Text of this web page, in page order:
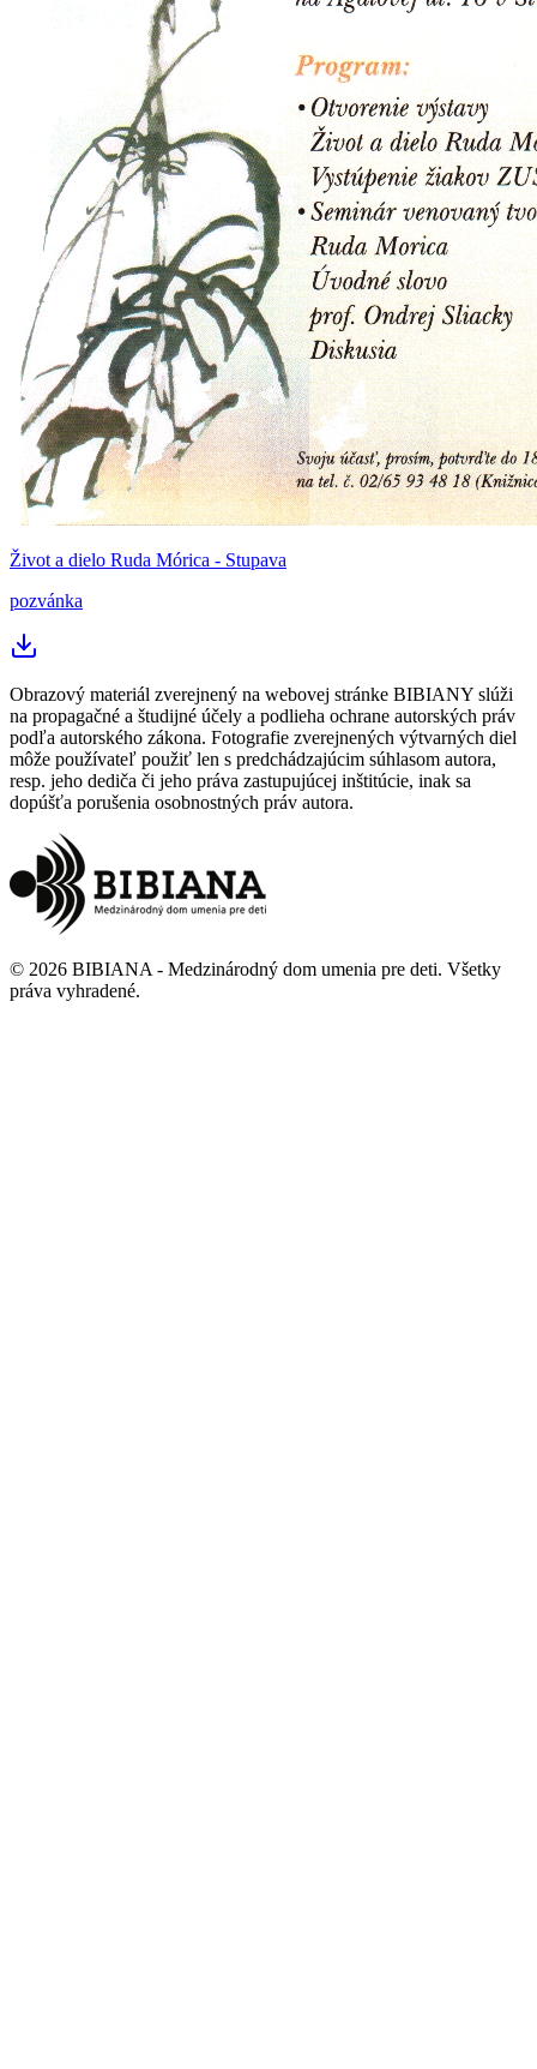
Život a dielo Ruda Mórica - Stupava
pozvánka
Obrazový materiál zverejnený na webovej stránke BIBIANY slúži
na propagačné a študijné účely a podlieha ochrane autorských práv
podľa autorského zákona. Fotografie zverejnených výtvarných diel
môže používateľ použiť len s predchádzajúcim súhlasom autora,
resp. jeho dediča či jeho práva zastupujúcej inštitúcie, inak sa
dopúšťa porušenia osobnostných práv autora.
© 2026 BIBIANA - Medzinárodný dom umenia pre deti. Všetky
práva vyhradené.